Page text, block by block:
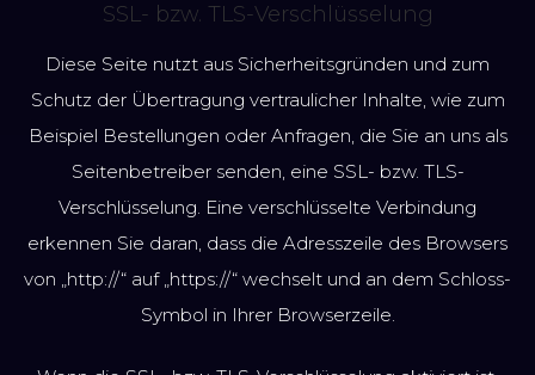
SSL- bzw. TLS-Verschlüsselung
Diese Seite nutzt aus Sicherheitsgründen und zum
Schutz der Übertragung vertraulicher Inhalte, wie zum
Beispiel Bestellungen oder Anfragen, die Sie an uns als
Seitenbetreiber senden, eine SSL- bzw. TLS-
Verschlüsselung. Eine verschlüsselte Verbindung
erkennen Sie daran, dass die Adresszeile des Browsers
von „http://“ auf „https://“ wechselt und an dem Schloss-
Symbol in Ihrer Browserzeile.